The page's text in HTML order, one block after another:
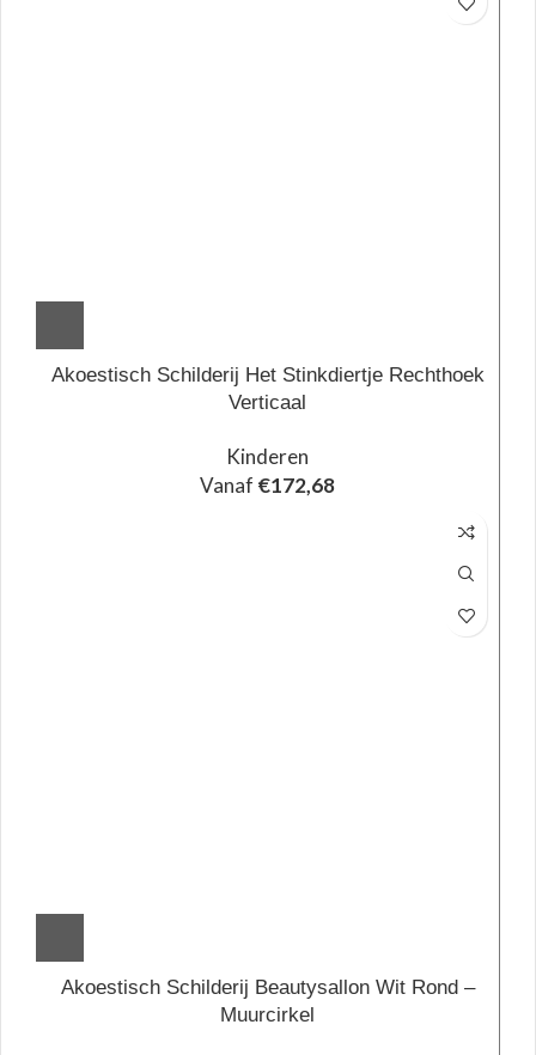
Akoestisch Schilderij Het Stinkdiertje Rechthoek
Verticaal
Kinderen
Vanaf €172,68
Akoestisch Schilderij Beautysallon Wit Rond –
Muurcirkel